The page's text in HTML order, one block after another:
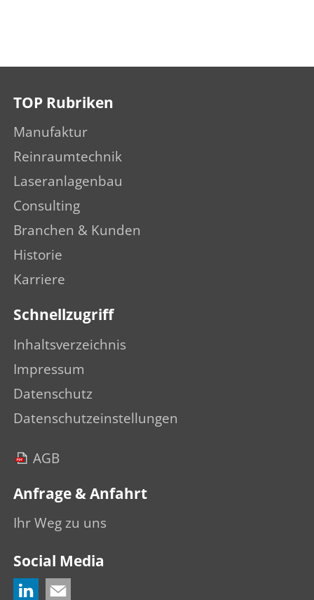
TOP Rubriken
Manufaktur
Reinraumtechnik
Laseranlagenbau
Consulting
Branchen & Kunden
Historie
Karriere
Schnellzugriff
Inhaltsverzeichnis
Impressum
Datenschutz
Datenschutzeinstellungen
AGB
Anfrage & Anfahrt
Ihr Weg zu uns
Social Media